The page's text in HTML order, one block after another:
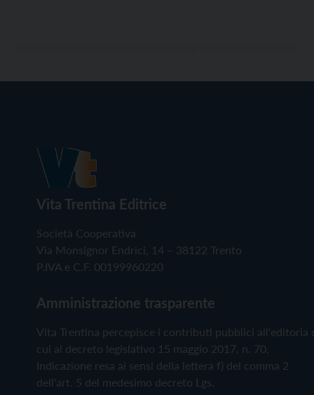
Vita Trentina Editrice
Società Cooperativa
Via Monsignor Endrici, 14 – 38122 Trento
P.IVA e C.F. 00199960220
Amministrazione trasparente
Vita Trentina percepisce i contributi pubblici all'editoria
cui al decreto legislativo 15 maggio 2017, n. 70.
Indicazione resa ai sensi della lettera f) del comma 2
dell'art. 5 del medesimo decreto Lgs.